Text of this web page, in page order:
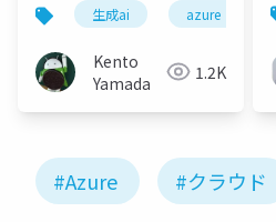
生成ai azure
Kento
Yamada
1.2K
#Azure #クラウド